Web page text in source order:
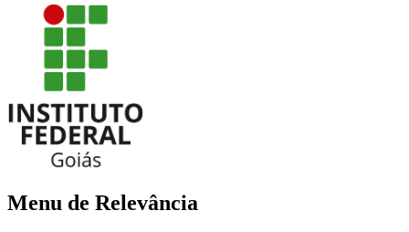
Menu de Relevância